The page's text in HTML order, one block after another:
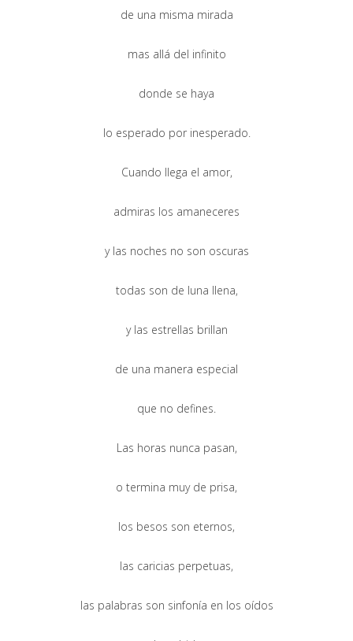
de una misma mirada
mas allá del infinito
donde se haya
lo esperado por inesperado.
Cuando llega el amor,
admiras los amaneceres
y las noches no son oscuras
todas son de luna llena,
y las estrellas brillan
de una manera especial
que no defines.
Las horas nunca pasan,
o termina muy de prisa,
los besos son eternos,
las caricias perpetuas,
las palabras son sinfonía en los oídos